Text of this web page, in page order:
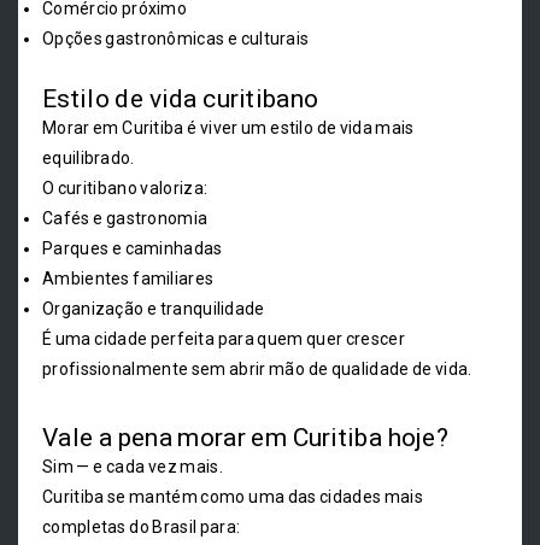
Comércio próximo
Opções gastronômicas e culturais
Estilo de vida curitibano
Morar em Curitiba é viver um estilo de vida mais
equilibrado.
O curitibano valoriza:
Cafés e gastronomia
Parques e caminhadas
Ambientes familiares
Organização e tranquilidade
É uma cidade perfeita para quem quer crescer
profissionalmente sem abrir mão de qualidade de vida.
Vale a pena morar em Curitiba hoje?
Sim — e cada vez mais.
Curitiba se mantém como uma das cidades mais
completas do Brasil para: